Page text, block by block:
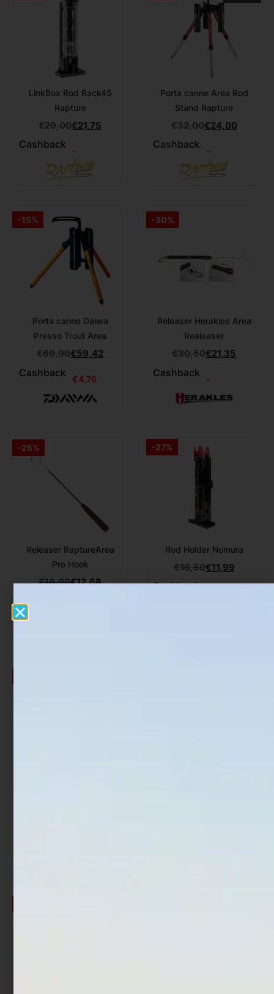
LinkBox Rod Rack45
Rapture
€29,00€21,75
Cashback
-
Porta canne Area Rod
Stand Rapture
€32,00€24,00
Cashback
-
-15%
Porta canne Daiwa
Presso Trout Area
€69,90€59,42
Cashback
€4,76
-30%
Releaser Herakles Area
Realeaser
€30,50€21,35
Cashback
-
-25%
Releaser RaptureArea
Pro Hook
€16,90€12,68
-27%
Rod Holder Nomura
€16,50€11,99
Cashback